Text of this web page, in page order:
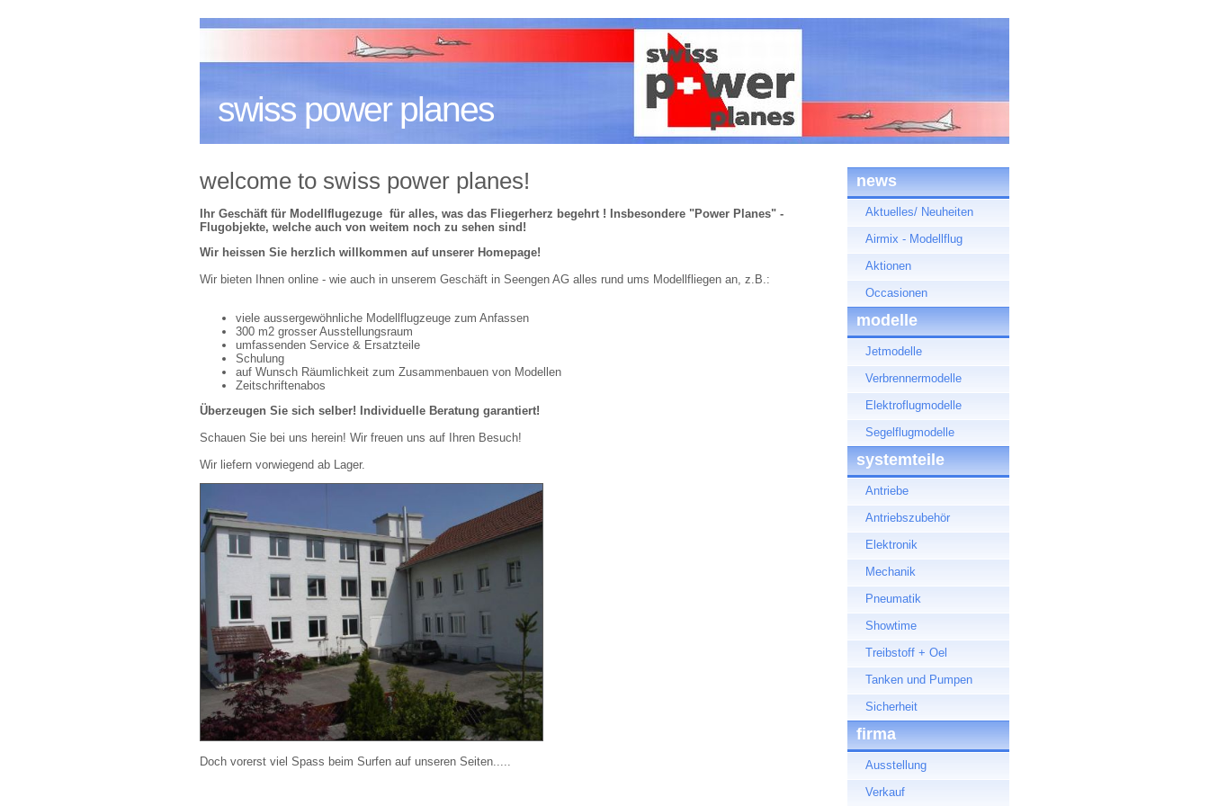
swiss power planes
welcome to swiss power planes!
Ihr Geschäft für Modellflugezuge für alles, was das Fliegerherz begehrt ! Insbesondere "Power Planes" -
Flugobjekte, welche auch von weitem noch zu sehen sind!
Wir heissen Sie herzlich willkommen auf unserer Homepage!
Wir bieten Ihnen online - wie auch in unserem Geschäft in Seengen AG alles rund ums Modellfliegen an, z.B.:
viele aussergewöhnliche Modellflugzeuge zum Anfassen
300 m2 grosser Ausstellungsraum
umfassenden Service & Ersatzteile
Schulung
auf Wunsch Räumlichkeit zum Zusammenbauen von Modellen
Zeitschriftenabos
Überzeugen Sie sich selber! Individuelle Beratung garantiert!
Schauen Sie bei uns herein! Wir freuen uns auf Ihren Besuch!
Wir liefern vorwiegend ab Lager.
Doch vorerst viel Spass beim Surfen auf unseren Seiten.....
news
Aktuelles/ Neuheiten
Airmix - Modellflug
Aktionen
Occasionen
modelle
Jetmodelle
Verbrennermodelle
Elektroflugmodelle
Segelflugmodelle
systemteile
Antriebe
Antriebszubehör
Elektronik
Mechanik
Pneumatik
Showtime
Treibstoff + Oel
Tanken und Pumpen
Sicherheit
firma
Ausstellung
Verkauf